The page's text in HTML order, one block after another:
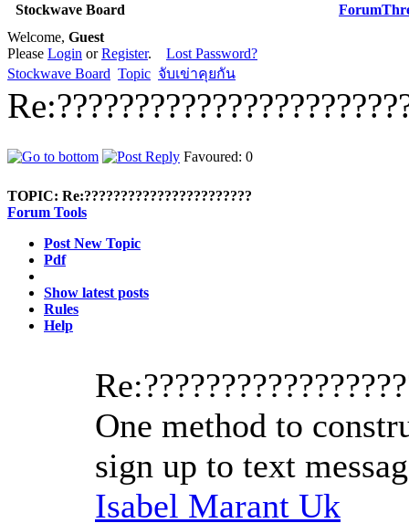
Stockwave Board Forum
Welcome, Guest
Please Login orRegister. Lost Password?
Stockwave Board Topic จับเข่าคุยกัน
Favoured: 0
TOPIC: Re:???????????????????????
Forum Tools
Post New Topic
Pdf
Show latest posts
Rules
Help
One method to
sign up to text
Isabel Marant Uk